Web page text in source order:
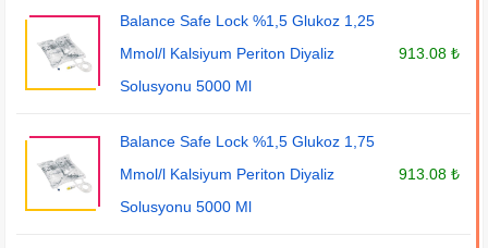
Balance Safe Lock %1,5 Glukoz 1,25
Mmol/l Kalsiyum Periton Diyaliz
Solusyonu 5000 Ml
913.08 ₺
Balance Safe Lock %1,5 Glukoz 1,75
Mmol/l Kalsiyum Periton Diyaliz
Solusyonu 5000 Ml
913.08 ₺